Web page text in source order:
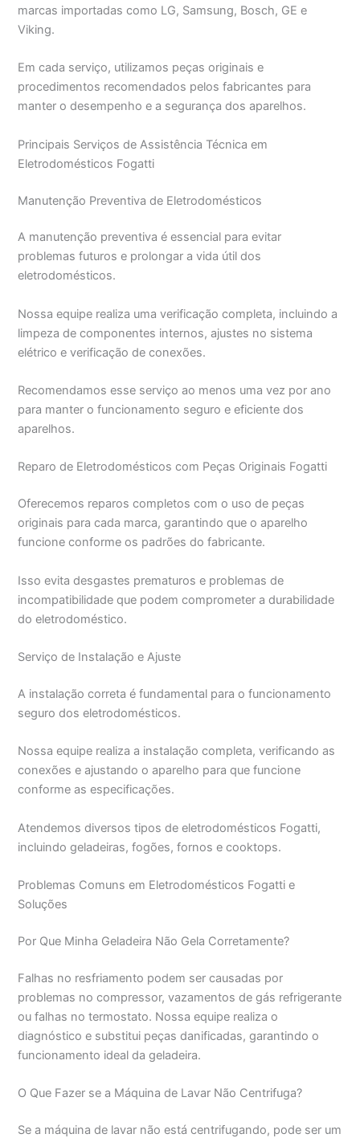
marcas importadas como LG, Samsung, Bosch, GE e
Viking.
Em cada serviço, utilizamos peças originais e
procedimentos recomendados pelos fabricantes para
manter o desempenho e a segurança dos aparelhos.
Principais Serviços de Assistência Técnica em
Eletrodomésticos Fogatti
Manutenção Preventiva de Eletrodomésticos
A manutenção preventiva é essencial para evitar
problemas futuros e prolongar a vida útil dos
eletrodomésticos.
Nossa equipe realiza uma verificação completa, incluindo a
limpeza de componentes internos, ajustes no sistema
elétrico e verificação de conexões.
Recomendamos esse serviço ao menos uma vez por ano
para manter o funcionamento seguro e eficiente dos
aparelhos.
Reparo de Eletrodomésticos com Peças Originais Fogatti
Oferecemos reparos completos com o uso de peças
originais para cada marca, garantindo que o aparelho
funcione conforme os padrões do fabricante.
Isso evita desgastes prematuros e problemas de
incompatibilidade que podem comprometer a durabilidade
do eletrodoméstico.
Serviço de Instalação e Ajuste
A instalação correta é fundamental para o funcionamento
seguro dos eletrodomésticos.
Nossa equipe realiza a instalação completa, verificando as
conexões e ajustando o aparelho para que funcione
conforme as especificações.
Atendemos diversos tipos de eletrodomésticos Fogatti,
incluindo geladeiras, fogões, fornos e cooktops.
Problemas Comuns em Eletrodomésticos Fogatti e
Soluções
Por Que Minha Geladeira Não Gela Corretamente?
Falhas no resfriamento podem ser causadas por
problemas no compressor, vazamentos de gás refrigerante
ou falhas no termostato. Nossa equipe realiza o
diagnóstico e substitui peças danificadas, garantindo o
funcionamento ideal da geladeira.
O Que Fazer se a Máquina de Lavar Não Centrifuga?
Se a máquina de lavar não está centrifugando, pode ser um